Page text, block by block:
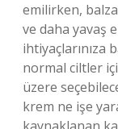
emilirken,
ve daha yavaş
ihtiyaçlarınıza
normal ciltler
üzere
krem ne işe